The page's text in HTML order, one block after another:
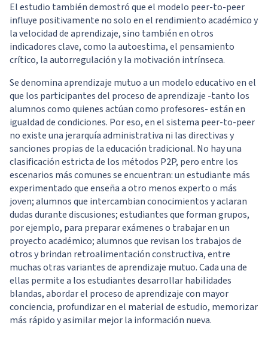
El estudio también demostró que el modelo peer-to-peer
influye positivamente no solo en el rendimiento académico y
la velocidad de aprendizaje, sino también en otros
indicadores clave, como la autoestima, el pensamiento
crítico, la autorregulación y la motivación intrínseca.
Se denomina aprendizaje mutuo a un modelo educativo en el
que los participantes del proceso de aprendizaje -tanto los
alumnos como quienes actúan como profesores- están en
igualdad de condiciones. Por eso, en el sistema peer-to-peer
no existe una jerarquía administrativa ni las directivas y
sanciones propias de la educación tradicional. No hay una
clasificación estricta de los métodos P2P, pero entre los
escenarios más comunes se encuentran: un estudiante más
experimentado que enseña a otro menos experto o más
joven; alumnos que intercambian conocimientos y aclaran
dudas durante discusiones; estudiantes que forman grupos,
por ejemplo, para preparar exámenes o trabajar en un
proyecto académico; alumnos que revisan los trabajos de
otros y brindan retroalimentación constructiva, entre
muchas otras variantes de aprendizaje mutuo. Cada una de
ellas permite a los estudiantes desarrollar habilidades
blandas, abordar el proceso de aprendizaje con mayor
conciencia, profundizar en el material de estudio, memorizar
más rápido y asimilar mejor la información nueva.